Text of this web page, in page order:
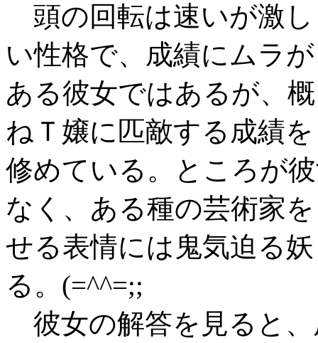
頭の回転は速いが激し
い性格で、成績にムラが
ある彼女ではあるが、概
ねＴ嬢に匹敵する成績を
修めている。ところが
なく、ある種の芸術家
せる表情には鬼気迫る
る。(=^^=;;
彼女の解答を見ると